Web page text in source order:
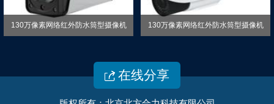
130万像素网络红外防水筒型摄像机 130万像素网络红外防水筒型摄像机
 在线分享